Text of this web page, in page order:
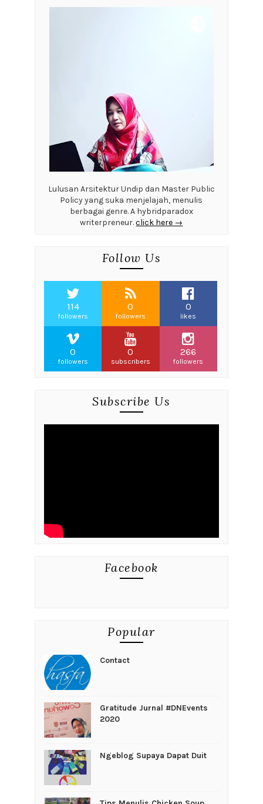
Lulusan Arsitektur Undip dan Master Public
Policy yang suka menjelajah, menulis
berbagai genre. A hybridparadox
writerpreneur.click here →
Follow Us
114
followers
0
followers
0
likes
0
followers
0
subscribers
266
followers
Subscribe Us
Facebook
Popular
Contact
Gratitude Jurnal #DNEvents
2020
Ngeblog Supaya Dapat Duit